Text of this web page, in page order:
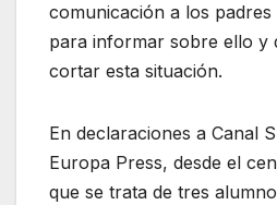
comunicación a los padres
para informar sobre ello y
cortar esta situación.
En declaraciones a Canal
Europa Press, desde el
que se trata de tres